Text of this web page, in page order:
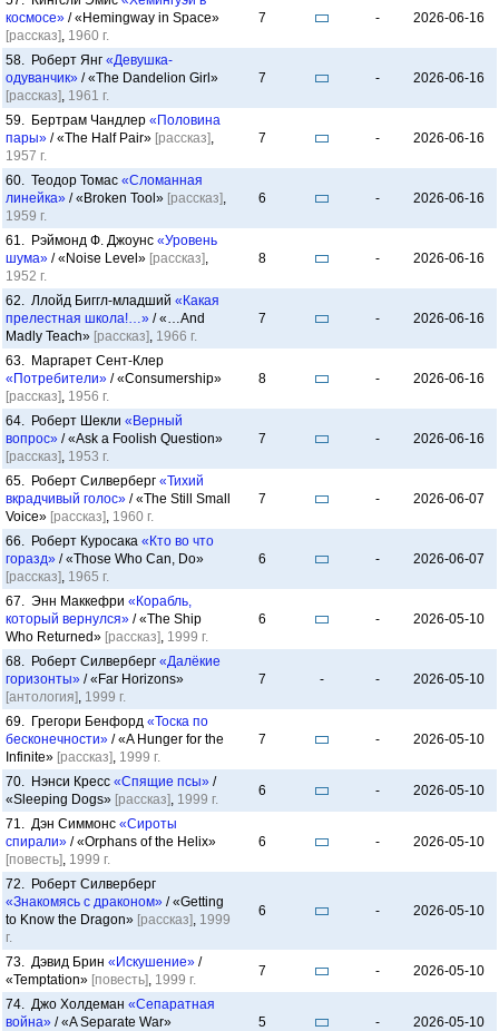
космосе» / «Hemingway in Space»
[рассказ], 1960 г.
7 - 2026-06-16
58. Роберт Янг «Девушка-
одуванчик» / «The Dandelion Girl»
[рассказ], 1961 г.
7 - 2026-06-16
59. Бертрам Чандлер «Половина
пары» / «The Half Pair» [рассказ],
1957 г.
7 - 2026-06-16
60. Теодор Томас «Сломанная
линейка» / «Broken Tool» [рассказ],
1959 г.
6 - 2026-06-16
61. Рэймонд Ф. Джоунс «Уровень
шума» / «Noise Level» [рассказ],
1952 г.
8 - 2026-06-16
62. Ллойд Биггл-младший «Какая
прелестная школа!…» / «…And
Madly Teach» [рассказ], 1966 г.
7 - 2026-06-16
63. Маргарет Сент-Клер
«Потребители» / «Consumership»
[рассказ], 1956 г.
8 - 2026-06-16
64. Роберт Шекли «Верный
вопрос» / «Ask a Foolish Question»
[рассказ], 1953 г.
7 - 2026-06-16
65. Роберт Силверберг «Тихий
вкрадчивый голос» / «The Still Small
Voice» [рассказ], 1960 г.
7 - 2026-06-07
66. Роберт Куросака «Кто во что
горазд» / «Those Who Can, Do»
[рассказ], 1965 г.
6 - 2026-06-07
67. Энн Маккефри «Корабль,
который вернулся» / «The Ship
Who Returned» [рассказ], 1999 г.
6 - 2026-05-10
68. Роберт Силверберг «Далёкие
горизонты» / «Far Horizons»
[антология], 1999 г.
7 - - 2026-05-10
69. Грегори Бенфорд «Тоска по
бесконечности» / «A Hunger for the
Infinite» [рассказ], 1999 г.
7 - 2026-05-10
70. Нэнси Кресс «Спящие псы» /
«Sleeping Dogs» [рассказ], 1999 г.
6 - 2026-05-10
71. Дэн Симмонс «Сироты
спирали» / «Orphans of the Helix»
[повесть], 1999 г.
6 - 2026-05-10
72. Роберт Силверберг
«Знакомясь с драконом» / «Getting
to Know the Dragon» [рассказ], 1999
г.
6 - 2026-05-10
73. Дэвид Брин «Искушение» /
«Temptation» [повесть], 1999 г.
7 - 2026-05-10
74. Джо Холдеман «Сепаратная
война» / «A Separate War»
5 - 2026-05-10